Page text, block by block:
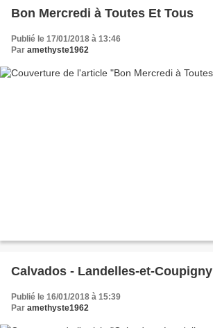
Bon Mercredi à Toutes Et Tous
Publié le 17/01/2018 à 13:46
Par amethyste1962
Calvados - Landelles-et-Coupigny
Publié le 16/01/2018 à 15:39
Par amethyste1962